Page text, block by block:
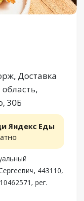
Доставка
30Б
Яндекс Еды
443110,
рег.